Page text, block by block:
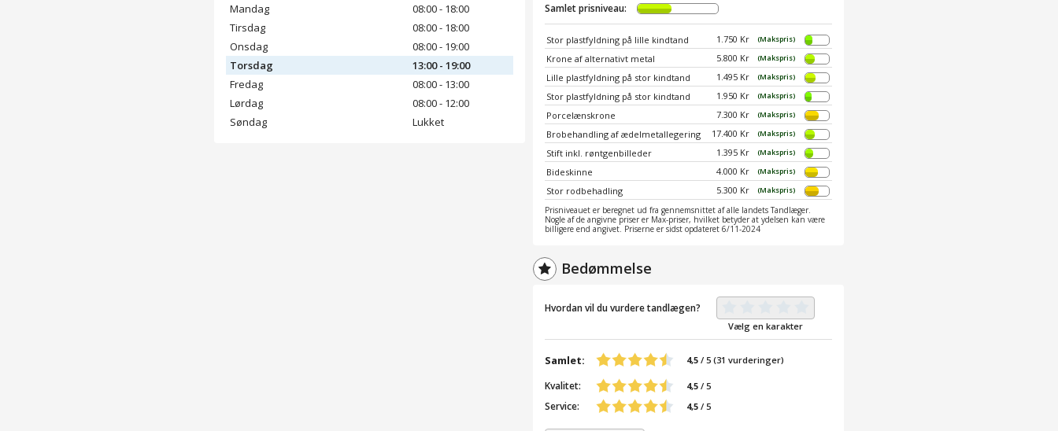
Mandag
08:00 - 18:00
Tirsdag
08:00 - 18:00
Onsdag
08:00 - 19:00
Torsdag
13:00 - 19:00
Fredag
08:00 - 13:00
Lørdag
08:00 - 12:00
Søndag
Lukket
Samlet prisniveau:
Stor plastfyldning på lille kindtand 1.750 Kr (Makspris)
Krone af alternativt metal 5.800 Kr (Makspris)
Lille plastfyldning på stor kindtand 1.495 Kr (Makspris)
Stor plastfyldning på stor kindtand 1.950 Kr (Makspris)
Porcelænskrone 7.300 Kr (Makspris)
Brobehandling af ædelmetallegering 17.400 Kr (Makspris)
Stift inkl. røntgenbilleder 1.395 Kr (Makspris)
Bideskinne 4.000 Kr (Makspris)
Stor rodbehadling 5.300 Kr (Makspris)
Prisniveauet er beregnet ud fra gennemsnittet af alle landets Tandlæger.
Nogle af de angivne priser er Max-priser, hvilket betyder at ydelsen kan være
billigere end angivet. Priserne er sidst opdateret 6/11-2024
Bedømmelse
Hvordan vil du vurdere tandlægen?
Vælg en karakter
Samlet: 4,5 / 5 (31 vurderinger)
Kvalitet: 4,5 / 5
Service: 4,5 / 5